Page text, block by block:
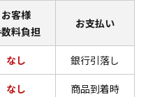
お客様
料負担
お支払い
なし 銀行引落し
なし 商品到着時